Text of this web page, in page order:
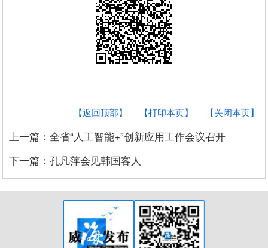
【关闭本页】
【打印本页】
【返回顶部】
上一篇：全省“人工智能+”创新应用工作会议召开
下一篇：孔凡萍会见韩国客人